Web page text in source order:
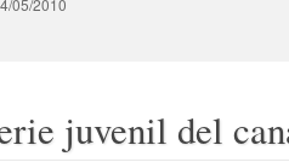
05/2010
juvenil del